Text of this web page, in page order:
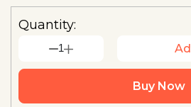
Quantity:
1
Buy Now